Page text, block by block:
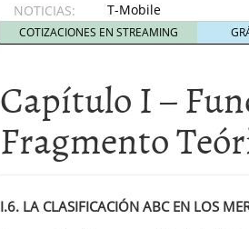
NOTICIAS:
T-Mobile
acuerda
pagar
millones
de
dólares
por
filtraciones
Acciones de Nvidia
COTIZACIONES EN STREAMING
Capítulo I –
Fragmento
I.6. LA CLASIFICACIÓN ABC EN LOS